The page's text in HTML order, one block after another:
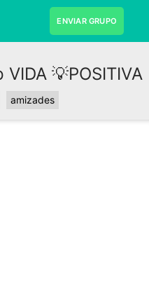
ENVIAR GRUPO
💡POSITIVA
amizades